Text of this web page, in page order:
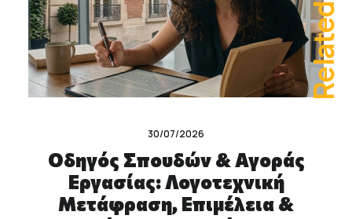
30/07/2026
Οδηγός Σπουδών & Αγοράς
Εργασίας: Λογοτεχνική
Μετάφραση, Επιμέλεια &
Related